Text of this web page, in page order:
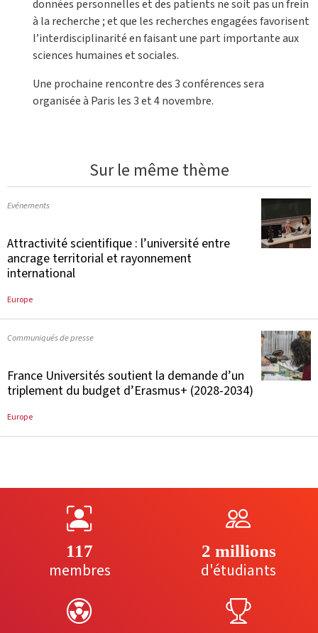
données personnelles et des patients ne soit pas un frein
à la recherche ; et que les recherches engagées favorisent
l’interdisciplinarité en faisant une part importante aux
sciences humaines et sociales.
Une prochaine rencontre des 3 conférences sera
organisée à Paris les 3 et 4 novembre.
Sur le même thème
Evénements
Attractivité scientifique : l’université entre
ancrage territorial et rayonnement
international
Europe
Communiqués de presse
France Universités soutient la demande d’un
triplement du budget d’Erasmus+ (2028-2034)
Europe
117
membres
2 millions
d'étudiants